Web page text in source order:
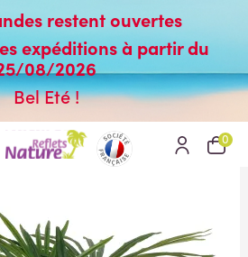
restent ouvertes
expéditions à partir du
08/2026
Bel Eté !
0